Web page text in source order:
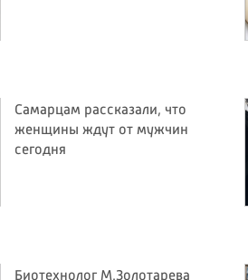
Самарцам рассказали, что
женщины ждут от мужчин
сегодня
Биотехнолог М.Золотарева